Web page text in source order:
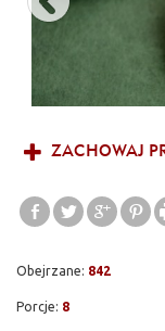
ZACHOWAJ
Obejrzane: 842
Porcje: 8